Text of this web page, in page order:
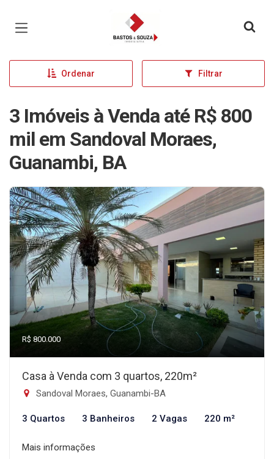
Página inicial
Ordenar Filtrar
3 Imóveis à Venda até R$ 800
mil em Sandoval Moraes,
Guanambi, BA
R$ 800.000
Casa à Venda com 3 quartos, 220m²
Sandoval Moraes, Guanambi-BA
3 Quartos 3 Banheiros 2 Vagas 220 m²
Mais informações